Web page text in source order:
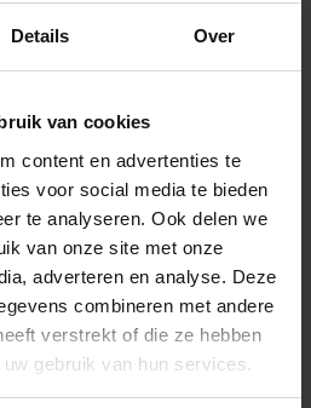
Details Over
van cookies
content en advertenties te
voor social media te bieden
te analyseren. Ook delen we
van onze site met onze
adverteren en analyse. Deze
combineren met andere
verstrekt of die ze hebben
gebruik van hun services.
saunakilts zijn gemaakt
wit, blauw en rood.
lakenszijn onze favoriete
Gemaakt van 100% katoenen
in vier kleuren. De
lang en 75cm breed.